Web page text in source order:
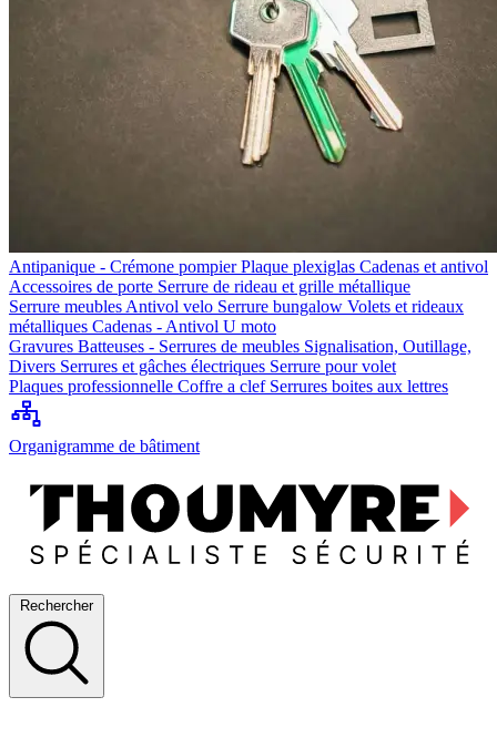
Antipanique - Crémone pompierPlaque plexiglas Cadenas et antivol
Accessoires de porte Serrure de rideau et grille métallique
Serrure meubles Antivol velo Serrure bungalow Volets et rideaux
métalliques Cadenas - Antivol U moto
Gravures Batteuses - Serrures de meubles Signalisation, Outillage,
Divers Serrures et gâches électriques Serrure pour volet
Plaques professionnelle Coffre a clef Serrures boites aux lettres
Organigramme de bâtiment
Rechercher